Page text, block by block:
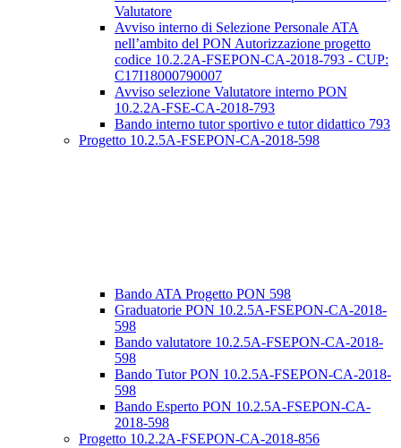
Valutatore
Avviso interno di Selezione Personale ATA
nell’ambito del PON Autorizzazione progetto
codice 10.2.2A-FSEPON-CA-2018-793 - CUP:
C17I18000790007
Avviso selezione Valutatore interno PON
10.2.2A-FSE-CA-2018-793
Bando interno tutor sportivo e tutor didattico 793
Progetto 10.2.5A-FSEPON-CA-2018-598
Bando ATA Progetto PON 598
Graduatorie PON 10.2.5A-FSEPON-CA-2018-
598
Bando valutatore 10.2.5A-FSEPON-CA-2018-
598
Bando Tutor PON 10.2.5A-FSEPON-CA-2018-
598
Bando Esperto PON 10.2.5A-FSEPON-CA-
2018-598
Progetto 10.2.2A-FSEPON-CA-2018-856